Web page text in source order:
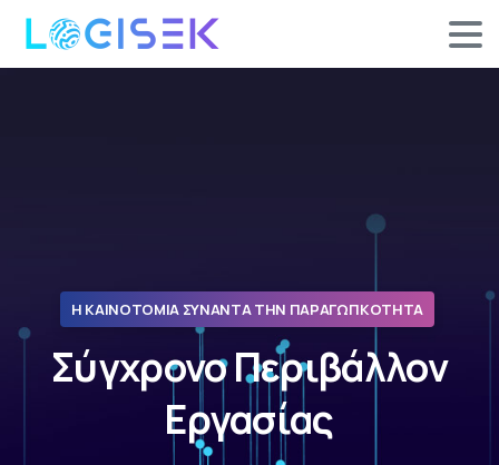
Η ΚΑΙΝΟΤΟΜΙΑ ΣΥΝΑΝΤΑ ΤΗΝ ΠΑΡΑΓΩΓΙΚΟΤΗΤΑ
ΣύγχρονοΠεριβάλλον
Εργασίας